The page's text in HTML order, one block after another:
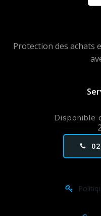
Protection des achats
Disponible